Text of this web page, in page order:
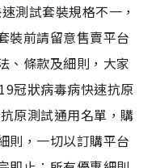
測試套裝規格不一，
裝前請留意售賣平台
、條款及細則，大家
冠狀病毒病快速抗原
原測試通用名單，購
則，一切以訂購平台